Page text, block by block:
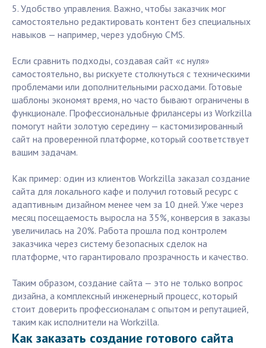
5. Удобство управления. Важно, чтобы заказчик мог
самостоятельно редактировать контент без специальных
навыков — например, через удобную CMS.
Если сравнить подходы, создавая сайт «с нуля»
самостоятельно, вы рискуете столкнуться с техническими
проблемами или дополнительными расходами. Готовые
шаблоны экономят время, но часто бывают ограничены в
функционале. Профессиональные фрилансеры из Workzilla
помогут найти золотую середину — кастомизированный
сайт на проверенной платформе, который соответствует
вашим задачам.
Как пример: один из клиентов Workzilla заказал создание
сайта для локального кафе и получил готовый ресурс с
адаптивным дизайном менее чем за 10 дней. Уже через
месяц посещаемость выросла на 35%, конверсия в заказы
увеличилась на 20%. Работа прошла под контролем
заказчика через систему безопасных сделок на
платформе, что гарантировало прозрачность и качество.
Таким образом, создание сайта — это не только вопрос
дизайна, а комплексный инженерный процесс, который
стоит доверить профессионалам с опытом и репутацией,
таким как исполнители на Workzilla.
Как заказать создание готового сайта